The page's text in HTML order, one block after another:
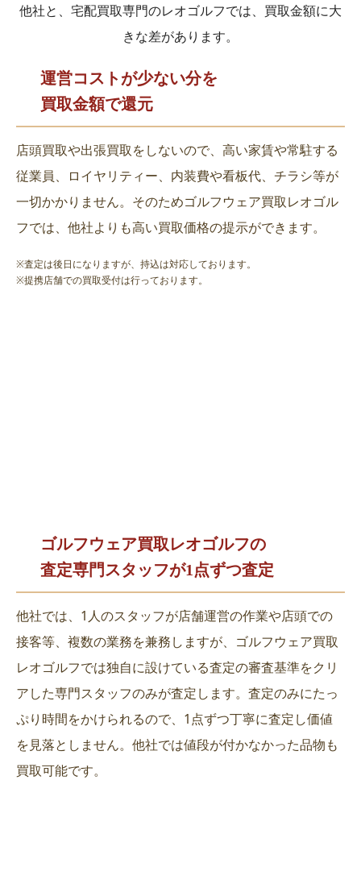
他社と、宅配買取専門のレオゴルフでは、買取金額に大
きな差があります。
運営コストが少ない分を
買取金額で還元
店頭買取や出張買取をしないので、高い家賃や常駐する
従業員、ロイヤリティー、内装費や看板代、チラシ等が
一切かかりません。そのためゴルフウェア買取レオゴル
フでは、他社よりも高い買取価格の提示ができます。
※査定は後日になりますが、持込は対応しております。
※提携店舗での買取受付は行っております。
ゴルフウェア買取レオゴルフの
査定専門スタッフが1点ずつ査定
他社では、1人のスタッフが店舗運営の作業や店頭での
接客等、複数の業務を兼務しますが、ゴルフウェア買取
レオゴルフでは独自に設けている査定の審査基準をクリ
アした専門スタッフのみが査定します。査定のみにたっ
ぷり時間をかけられるので、1点ずつ丁寧に査定し価値
を見落としません。他社では値段が付かなかった品物も
買取可能です。